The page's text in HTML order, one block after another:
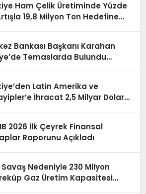
Ham Çelik Üretiminde Yüzde
19,8 Milyon Ton Hedefine
Bankası Başkanı Karahan
Temaslarda Bulundu
Latin Amerika ve
İhracat 2,5 Milyar Dolara
2026 İlk Çeyrek Finansal
Raporunu Açıkladı
Nedeniyle 230 Milyon
Gaz Üretim Kapasitesi